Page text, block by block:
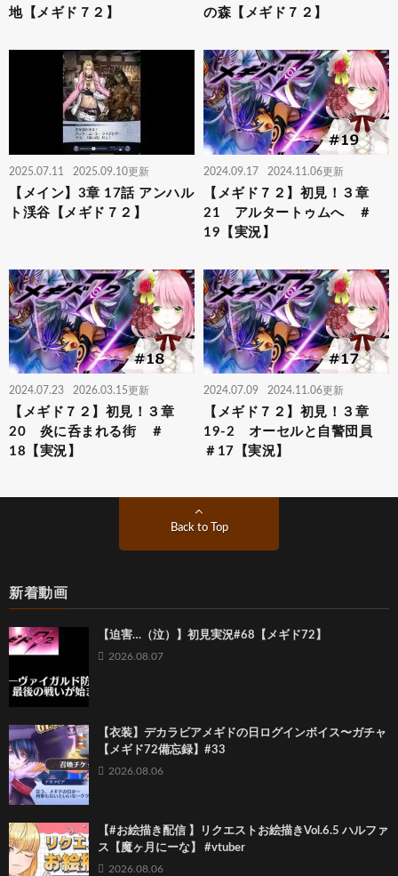
地【メギド７２】
の森【メギド７２】
2025.07.11 2025.09.10更新
【メイン】3章 17話 アンハル
ト渓谷【メギド７２】
2024.09.17 2024.11.06更新
【メギド７２】初見！３章
21 アルタートゥムへ ＃
19【実況】
2024.07.23 2026.03.15更新
【メギド７２】初見！３章
20 炎に呑まれる街 ＃
18【実況】
2024.07.09 2024.11.06更新
【メギド７２】初見！３章
19-2 オーセルと自警団員
＃17【実況】
Back to Top
新着動画
【迫害…（泣）】初見実況#68【メギド72】
2026.08.07
【衣装】デカラビアメギドの日ログインボイス〜ガチャ
【メギド72備忘録】#33
2026.08.06
【#お絵描き配信 】リクエストお絵描きVol.6.5 ハルファ
ス【魔ヶ月にーな】 #vtuber
2026.08.06